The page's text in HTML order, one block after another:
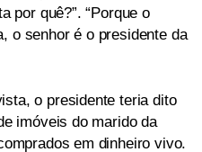
por quê?”. “Porque o
o senhor é o presidente da
o presidente teria dito
imóveis do marido da
em dinheiro vivo.